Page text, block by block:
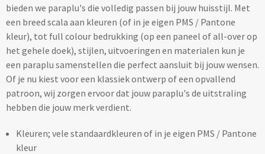
Telefoonhouders bedrukken
Telefoonhoesjes bedrukken
USB-hubs bedrukken
Computermuizen bedrukken
Laserpointers bedrukken
bieden we paraplu's die volledig passen bij jouw huisstijl. Met
een breed scala aan kleuren (of in je eigen PMS / Pantone
kleur), tot full colour bedrukking (op een paneel of all-over op
het gehele doek), stijlen, uitvoeringen en materialen kun je
een paraplu samenstellen die perfect aansluit bij jouw wensen.
Of je nu kiest voor een klassiek ontwerp of een opvallend
patroon, wij zorgen ervoor dat jouw paraplu's de uitstraling
hebben die jouw merk verdient.
Kleuren; vele standaardkleuren of in je eigen PMS / Pantone
kleur